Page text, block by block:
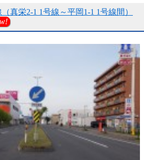
真栄2-1 1号線～平岡1-1 1号線間）